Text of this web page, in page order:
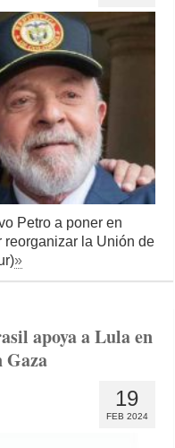
Petro a poner en
reorganizar la Unión de
»
apoya a Lula en
Gaza
19
FEB 2024